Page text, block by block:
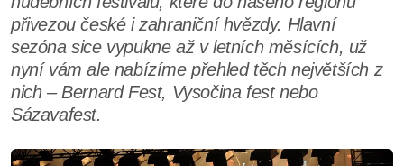
přivezou české i zahraniční hvězdy. Hlavní
sezóna sice vypukne až v letních měsících, už
nyní vám ale nabízíme přehled těch největších z
nich – Bernard Fest, Vysočina fest nebo
Sázavafest.